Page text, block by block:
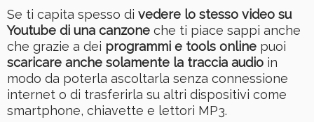
Se ti capita spesso di vedere lo stesso video su
Youtube di una canzone che ti piace sappi anche
che grazie a dei programmi e tools online puoi
scaricare anche solamente la traccia audio in
modo da poterla ascoltarla senza connessione
internet o di trasferirla su altri dispositivi come
smartphone, chiavette e lettori MP3.